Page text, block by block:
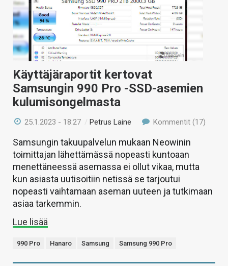
Käyttäjäraportit kertovat
Samsungin 990 Pro -SSD-asemien
kulumisongelmasta
25.1.2023 - 18:27 /Petrus Laine Kommentit (17)
Samsungin takuupalvelun mukaan Neowinin
toimittajan lähettämässä nopeasti kuntoaan
menettäneessä asemassa ei ollut vikaa, mutta
kun asiasta uutisoitiin netissä se tarjoutui
nopeasti vaihtamaan aseman uuteen ja tutkimaan
asiaa tarkemmin.
Lue lisää
990 Pro Hanaro Samsung Samsung 990 Pro